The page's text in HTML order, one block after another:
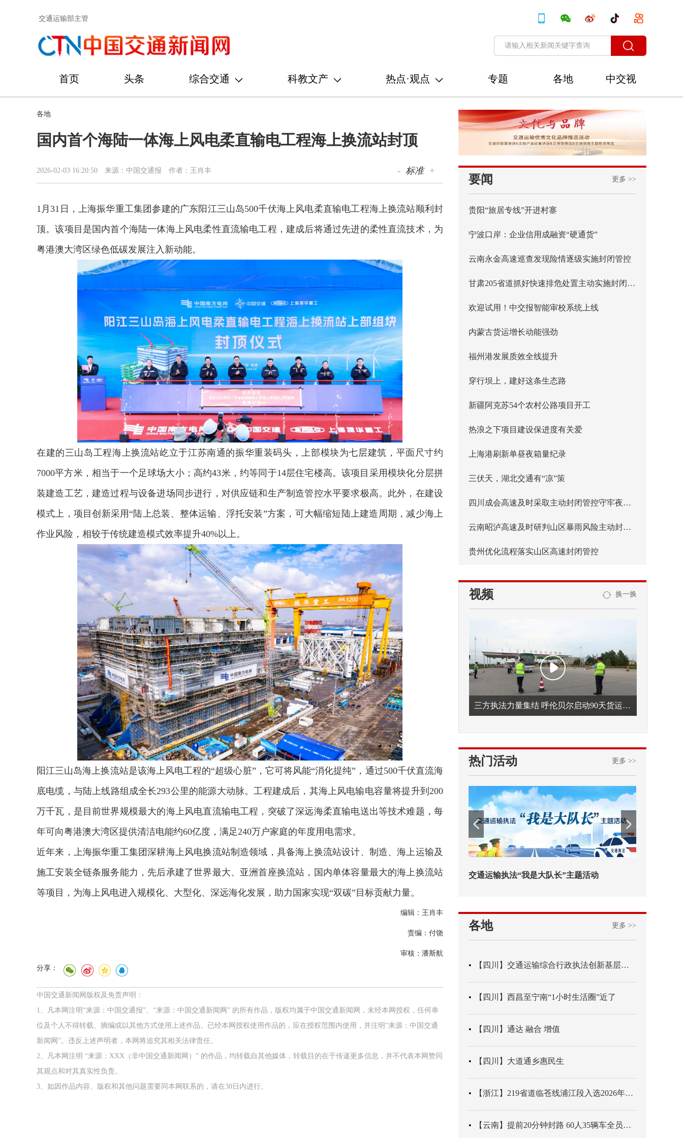
交通运输部主管
首页 头条 综合交通 科教文产 热点·观点 专题 各地
中交视
讯
各地
国内首个海陆一体海上风电柔直输电工程海上换流站封顶
2026-02-03 16:20:50 来源：中国交通报 作者：王肖丰 - 标准 +
1月31日，上海振华重工集团参建的广东阳江三山岛500千伏海上风电柔直输电工程海上换流站顺利封
顶。该项目是国内首个海陆一体海上风电柔性直流输电工程，建成后将通过先进的柔性直流技术，为
粤港澳大湾区绿色低碳发展注入新动能。
在建的三山岛工程海上换流站屹立于江苏南通的振华重装码头，上部模块为七层建筑，平面尺寸约
7000平方米，相当于一个足球场大小；高约43米，约等同于14层住宅楼高。该项目采用模块化分层拼
装建造工艺，建造过程与设备进场同步进行，对供应链和生产制造管控水平要求极高。此外，在建设
模式上，项目创新采用“陆上总装、整体运输、浮托安装”方案，可大幅缩短陆上建造周期，减少海上
作业风险，相较于传统建造模式效率提升40%以上。
阳江三山岛海上换流站是该海上风电工程的“超级心脏”，它可将风能“消化提纯”，通过500千伏直流海
底电缆，与陆上线路组成全长293公里的能源大动脉。工程建成后，其海上风电输电容量将提升到200
万千瓦，是目前世界规模最大的海上风电直流输电工程，突破了深远海柔直输电送出等技术难题，每
年可向粤港澳大湾区提供清洁电能约60亿度，满足240万户家庭的年度用电需求。
近年来，上海振华重工集团深耕海上风电换流站制造领域，具备海上换流站设计、制造、海上运输及
施工安装全链条服务能力，先后承建了世界最大、亚洲首座换流站，国内单体容量最大的海上换流站
等项目，为海上风电进入规模化、大型化、深远海化发展，助力国家实现“双碳”目标贡献力量。
编辑：王肖丰
责编：付饶
审核：潘斯航
分享：
中国交通新闻网版权及免责声明：
1、凡本网注明“来源：中国交通报”、“来源：中国交通新闻网” 的所有作品，版权均属于中国交通新闻网，未经本网授权，任何单
位及个人不得转载、摘编或以其他方式使用上述作品。已经本网授权使用作品的，应在授权范围内使用，并注明“来源：中国交通
新闻网”。违反上述声明者，本网将追究其相关法律责任。
2、凡本网注明 “来源：XXX（非中国交通新闻网）” 的作品，均转载自其他媒体，转载目的在于传递更多信息，并不代表本网赞同
其观点和对其真实性负责。
3、如因作品内容、版权和其他问题需要同本网联系的，请在30日内进行。
要闻 更多 >>
贵阳“旅居专线”开进村寨
宁波口岸：企业信用成融资“硬通货”
云南永金高速巡查发现险情逐级实施封闭管控
甘肃205省道抓好快速排危处置主动实施封闭管控
欢迎试用！中交报智能审校系统上线
内蒙古货运增长动能强劲
福州港发展质效全线提升
穿行坝上，建好这条生态路
新疆阿克苏54个农村公路项目开工
热浪之下项目建设保进度有关爱
上海港刷新单昼夜箱量纪录
三伏天，湖北交通有“凉”策
四川成会高速及时采取主动封闭管控守牢夜间安全防线
云南昭泸高速及时研判山区暴雨风险主动封闭管控
贵州优化流程落实山区高速封闭管控
视频 换一换
三方执法力量集结 呼伦贝尔启动90天货运车辆违法专项整治
热门活动 更多 >>
2026年中国航海日论坛 交通运输执法“我是大队长”主题活动 欢迎试用！中交报智能审校系统上线
各地 更多 >>
【四川】交通运输综合行政执法创新基层辖区治理“4+3” 新模式
【四川】西昌至宁南“1小时生活圈”近了
【四川】通达 融合 增值
【四川】大道通乡惠民生
【浙江】219省道临苍线浦江段入选2026年度美丽公路项目展示交流活动名单
【云南】提前20分钟封路 60人35辆车全员平安